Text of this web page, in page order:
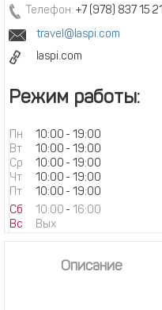
Телефон: +7 (978) 837 15 21
travel@laspi.com
laspi.com
Режим работы:
Пн 10:00 - 19:00
Вт
10:00 - 19:00
Ср
10:00 - 19:00
Чт
10:00 - 19:00
Пт
10:00 - 19:00
Сб
10:00 - 16:00
Вс
Вых
Описание